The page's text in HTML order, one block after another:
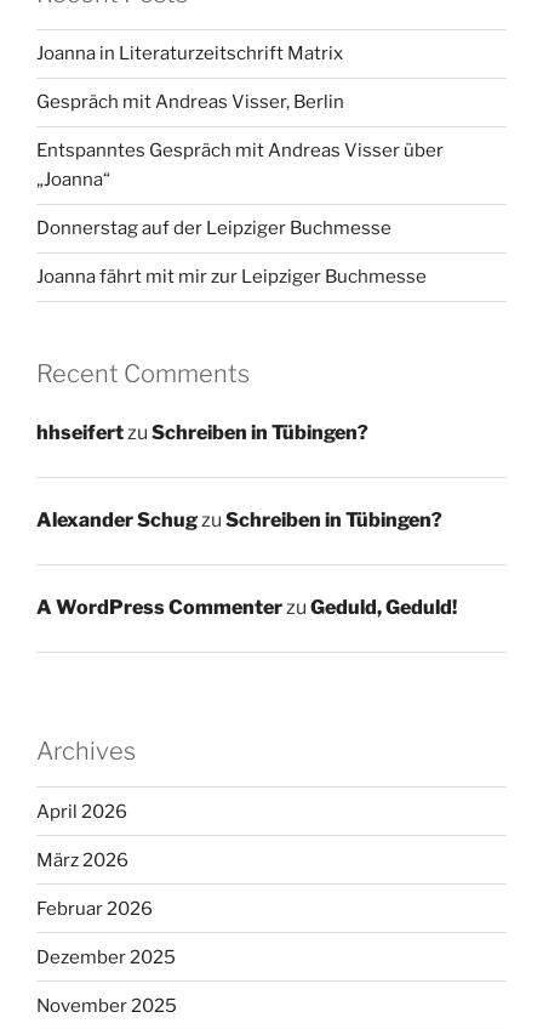
Joanna in Literaturzeitschrift Matrix
Gespräch mit Andreas Visser, Berlin
Entspanntes Gespräch mit Andreas Visser über
„Joanna“
Donnerstag auf der Leipziger Buchmesse
Joanna fährt mit mir zur Leipziger Buchmesse
Recent Comments
hhseifertzu Schreiben in Tübingen?
Alexander Schugzu Schreiben in Tübingen?
A WordPress Commenterzu Geduld, Geduld!
Archives
April 2026
März 2026
Februar 2026
Dezember 2025
November 2025